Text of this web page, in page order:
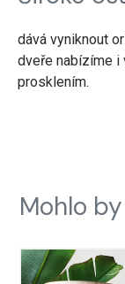
dává vyniknout
dveře nabízíme i
prosklením.
Mohlo